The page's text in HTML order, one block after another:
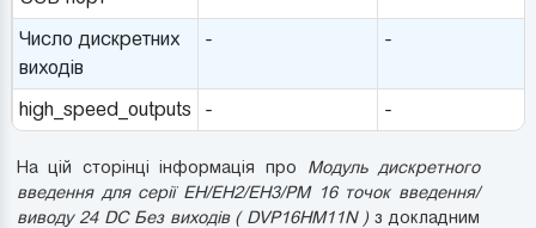
Число дискретних
виходів
- -
high_speed_outputs - -
На цій сторінці інформація про Модуль дискретного
введення для серії EH/EH2/EH3/PM 16 точок введення/
виводу 24 DC Без виходів ( DVP16HM11N ) з докладним